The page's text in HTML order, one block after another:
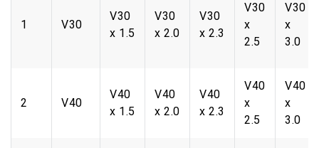
1 V30
V30
x 1.5
V30
x 2.0
V30
x 2.3
V30
x
2.5
V30
x
3.0
2 V40
V40
x 1.5
V40
x 2.0
V40
x 2.3
V40
x
2.5
V40
x
3.0